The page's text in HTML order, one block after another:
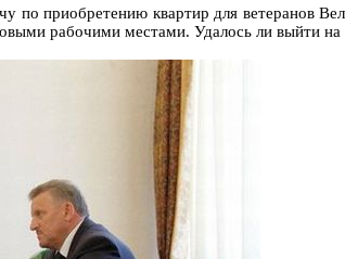
по приобретению квартир для ветеранов
рабочими местами. Удалось ли выйти